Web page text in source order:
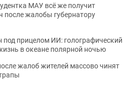
МАУ всё же получит
после жалобы губернатору
под прицелом ИИ: голографический
в океане полярной ночью
жалоб жителей массово чинят